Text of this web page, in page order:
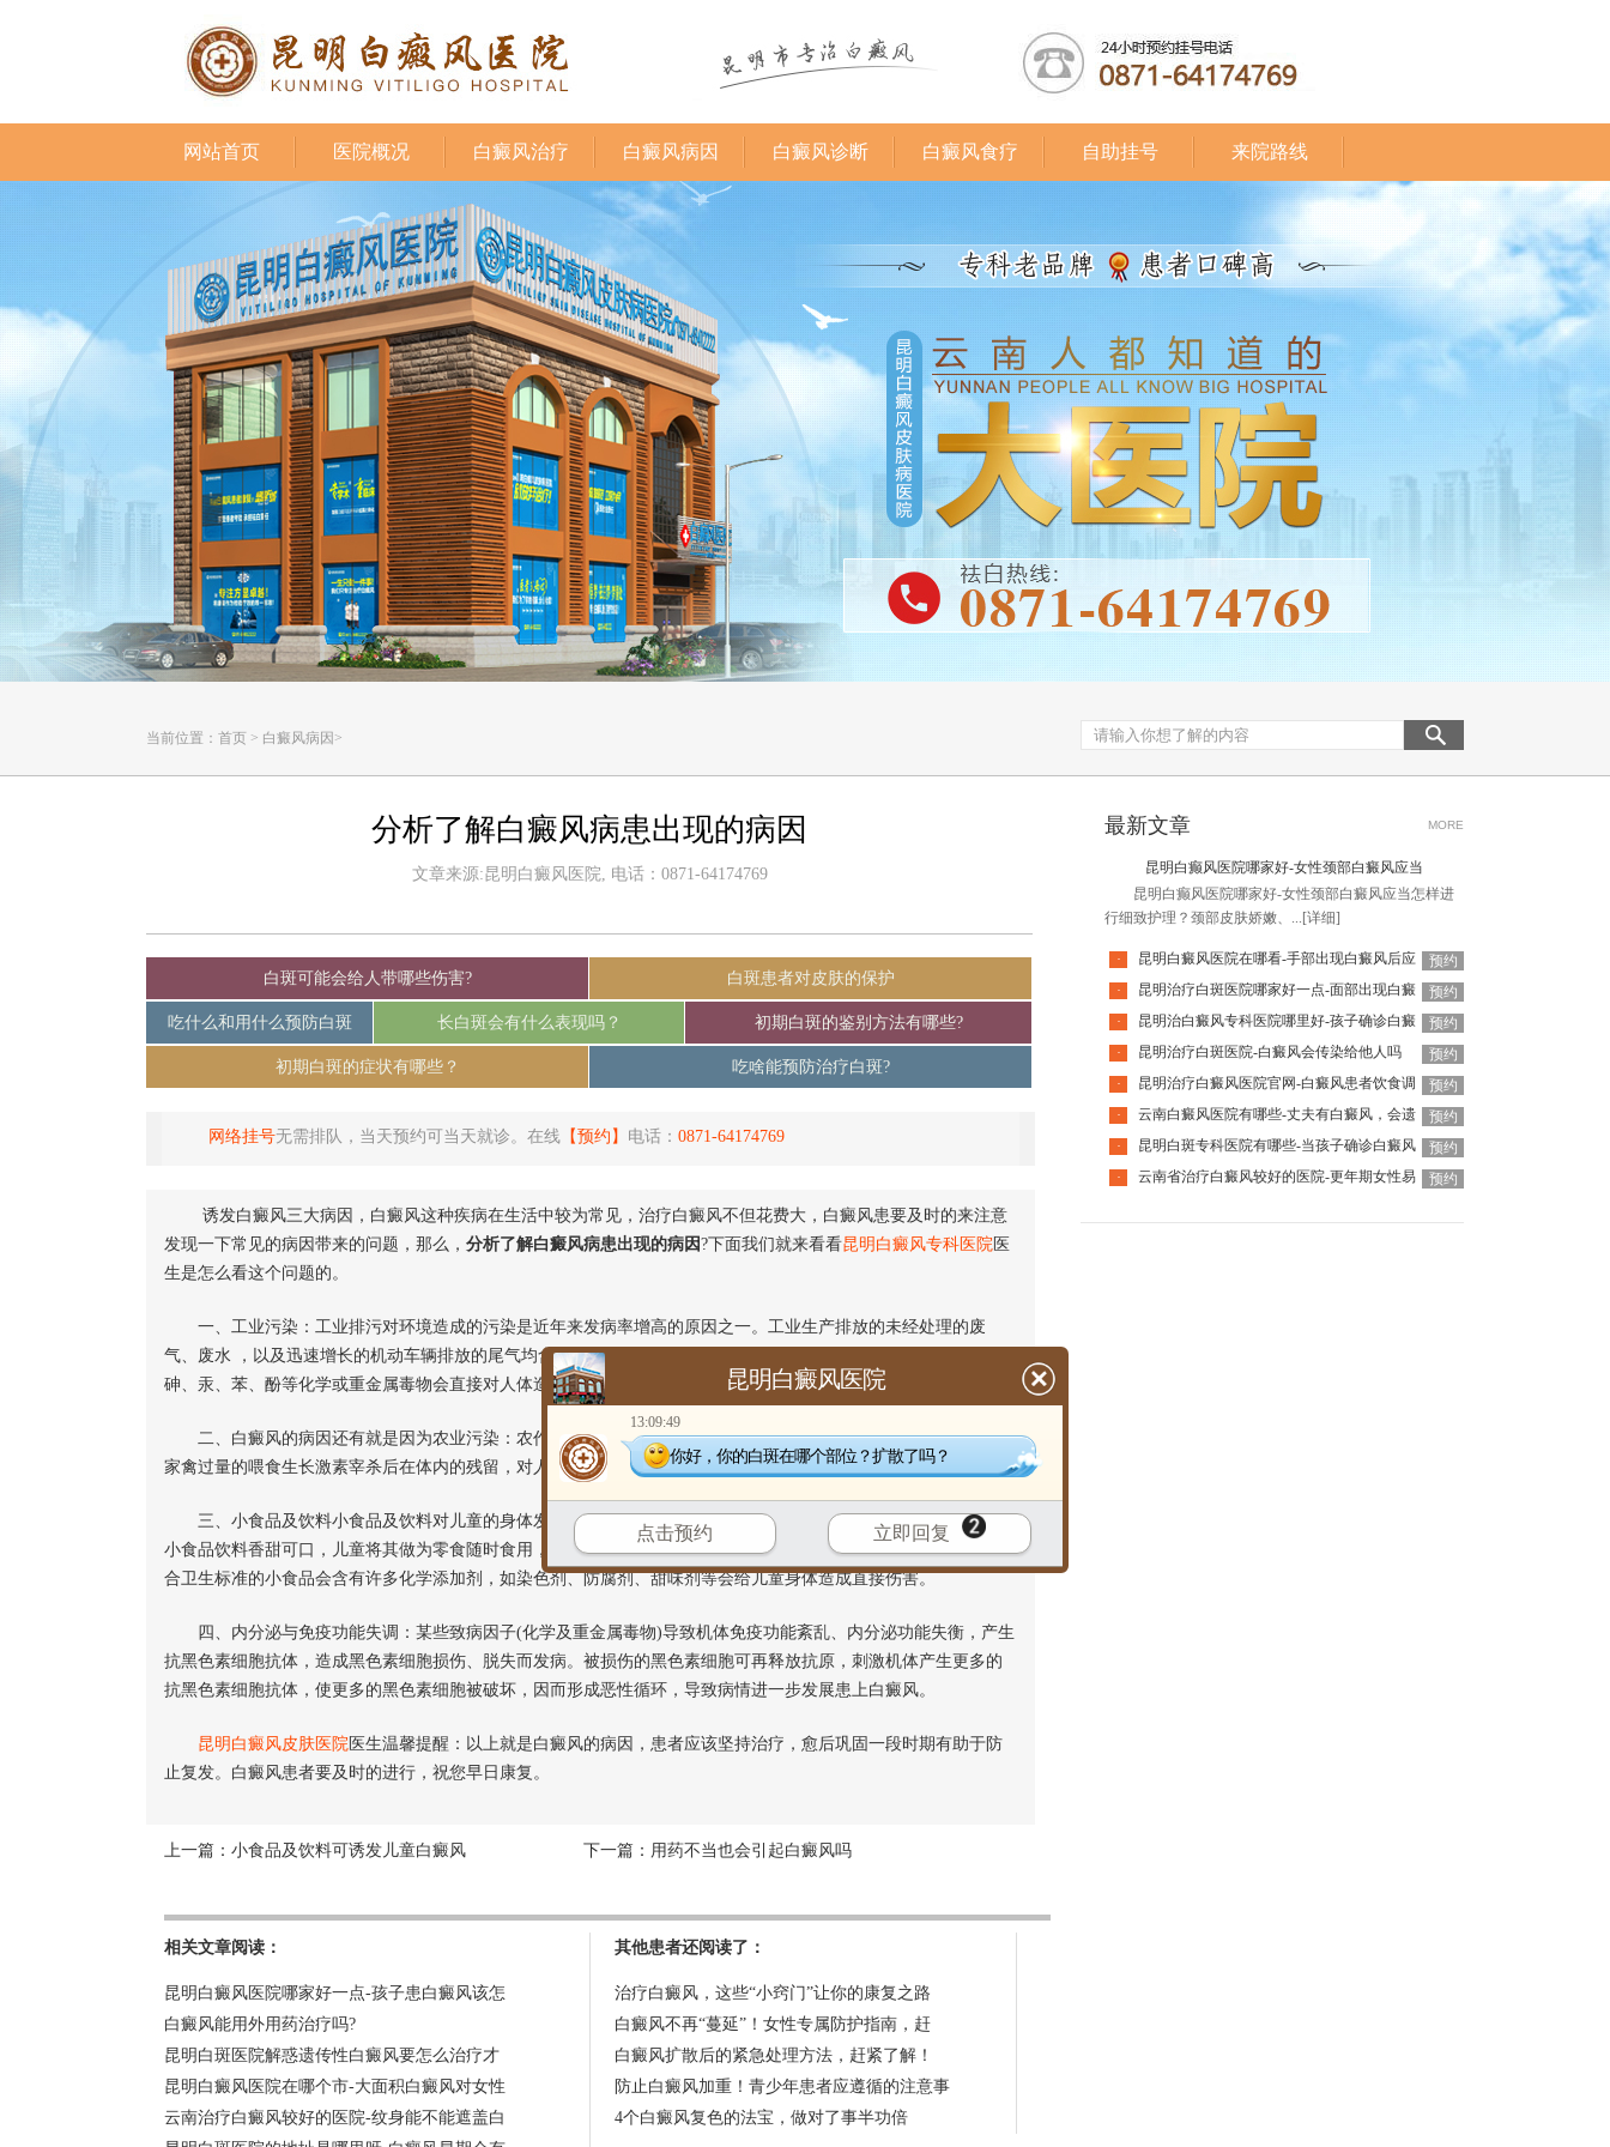
网站首页 医院概况 白癜风治疗 白癜风病因 白癜风诊断 白癜风食疗 自助挂号 来院路线
当前位置： 首页 > 白癜风病因 >
分析了解白癜风病患出现的病因
文章来源:昆明白癜风医院, 电话：0871-64174769
白斑可能会给人带哪些伤害? 白斑患者对皮肤的保护
吃什么和用什么预防白斑 长白斑会有什么表现吗？ 初期白斑的鉴别方法有哪些?
初期白斑的症状有哪些？ 吃啥能预防治疗白斑?
网络挂号无需排队，当天预约可当天就诊。在线 【预约】 电话： 0871-64174769
诱发白癜风三大病因，白癜风这种疾病在生活中较为常见，治疗白癜风不但花费大，白癜风患要及时的来注意
发现一下常见的病因带来的问题，那么， 分析了解白癜风病患出现的病因?下面我们就来看看昆明白癜风专科医院 医
生是怎么看这个问题的。
一、工业污染：工业排污对环境造成的污染是近年来发病率增高的原因之一。工业生产排放的未经处理的废
气、废水 ，以及迅速增长的机动车辆排放的尾气均含有许多有害于人体的物质，如二氧化硫、强酸、强碱、铅、
砷、汞、苯、酚等化学或重金属毒物会直接对人体造成伤害。推荐阅读》》》》》为什么女性易患白癜风呢
二、白癜风的病因还有就是因为农业污染：农作物过量的使用化学药品，如杀虫剂、杀菌剂及催熟剂等，肉食
家禽过量的喂食生长激素宰杀后在体内的残留，对人体健康均会造成不良影响，导致患上白癜风。
三、小食品及饮料小食品及饮料对儿童的身体发育和健康有明显的影响，其原因是：干扰儿童正常饮食规律，
小食品饮料香甜可口，儿童将其做为零食随时食用，久之则不能按时间正常用餐，打乱了正常饮食规律。有的不符
合卫生标准的小食品会含有许多化学添加剂，如染色剂、防腐剂、甜味剂等会给儿童身体造成直接伤害。
四、内分泌与免疫功能失调：某些致病因子(化学及重金属毒物)导致机体免疫功能紊乱、内分泌功能失衡，产生
抗黑色素细胞抗体，造成黑色素细胞损伤、脱失而发病。被损伤的黑色素细胞可再释放抗原，刺激机体产生更多的
抗黑色素细胞抗体，使更多的黑色素细胞被破坏，因而形成恶性循环，导致病情进一步发展患上白癜风。
昆明白癜风皮肤医院 医生温馨提醒：以上就是白癜风的病因，患者应该坚持治疗，愈后巩固一段时期有助于防
止复发。白癜风患者要及时的进行，祝您早日康复。
上一篇： 小食品及饮料可诱发儿童白癜风 下一篇： 用药不当也会引起白癜风吗
相关文章阅读：
昆明白癜风医院哪家好一点-孩子患白癜风该怎
白癜风能用外用药治疗吗?
昆明白斑医院解惑遗传性白癜风要怎么治疗才
昆明白癜风医院在哪个市-大面积白癜风对女性
云南治疗白癜风较好的医院-纹身能不能遮盖白
其他患者还阅读了：
治疗白癜风，这些“小窍门”让你的康复之路
白癜风不再“蔓延”！女性专属防护指南，赶
白癜风扩散后的紧急处理方法，赶紧了解！
防止白癜风加重！青少年患者应遵循的注意事
4个白癜风复色的法宝，做对了事半功倍
最新文章 MORE
昆明白癫风医院哪家好-女性颈部白癜风应当
昆明白癫风医院哪家好-女性颈部白癜风应当怎样进
行细致护理？颈部皮肤娇嫩、... [详细]
· 昆明白癜风医院在哪看-手部出现白癜风后应
预约
·
昆明治疗白斑医院哪家好一点-面部出现白癜
预约
·
昆明治白癜风专科医院哪里好-孩子确诊白癜
预约
·
昆明治疗白斑医院-白癜风会传染给他人吗
预约
·
昆明治疗白癜风医院官网-白癜风患者饮食调
预约
·
云南白癜风医院有哪些-丈夫有白癜风，会遗
预约
·
昆明白斑专科医院有哪些-当孩子确诊白癜风
预约
·
云南省治疗白癜风较好的医院-更年期女性易 预约
昆明白癜风医院
13:09:49
你好，你的白斑在哪个部位？扩散了吗？
点击预约 立即回复